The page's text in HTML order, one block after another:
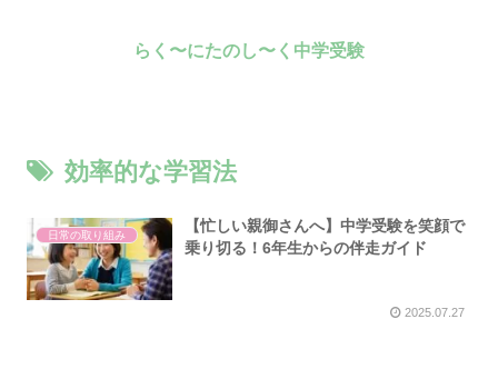
らく〜にたのし〜く中学受験
効率的な学習法
日常の取り組み
【忙しい親御さんへ】中学受験を笑顔で
乗り切る！6年生からの伴走ガイド
2025.07.27